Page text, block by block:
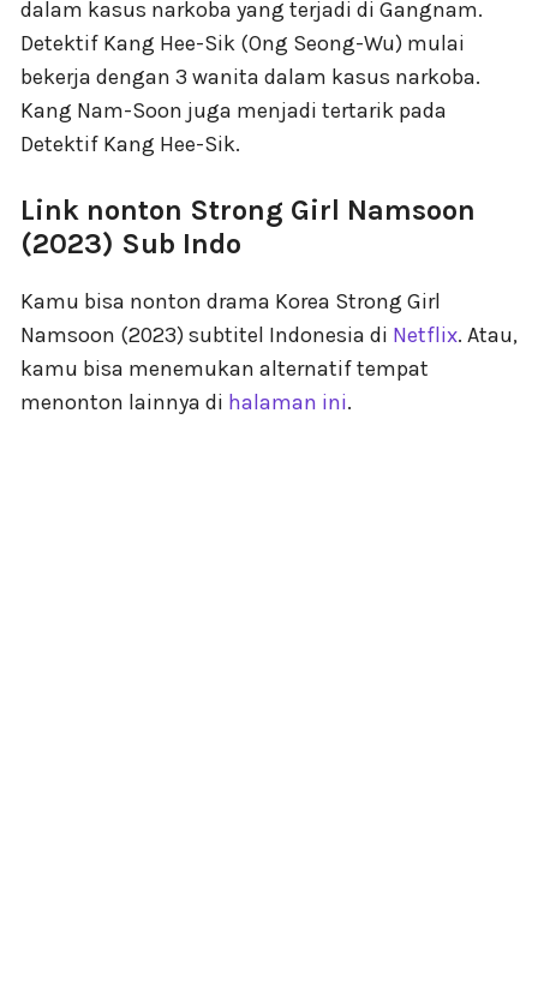
dalam kasus narkoba yang terjadi di Gangnam.
Detektif Kang Hee-Sik (Ong Seong-Wu) mulai
bekerja dengan 3 wanita dalam kasus narkoba.
Kang Nam-Soon juga menjadi tertarik pada
Detektif Kang Hee-Sik.
Link nonton Strong Girl Namsoon
(2023) Sub Indo
Kamu bisa nonton drama Korea Strong Girl
Namsoon (2023) subtitel Indonesia di Netflix. Atau,
kamu bisa menemukan alternatif tempat
menonton lainnya di halaman ini.